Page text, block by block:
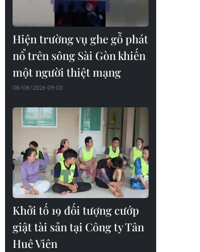
Hiện trường vụ ghe gỗ phát
nổ trên sông Sài Gòn khiến
một người thiệt mạng
08/08/2026 09:03
Khởi tố 19 đối tượng cướp
giật tài sản tại Công ty Tân
Huê Viên